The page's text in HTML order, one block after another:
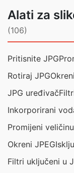
Alati za
(106)
Pritisnite JPG
Rotiraj JPG
JPG uređivač
Inkorporirani
Promijeni
Okreni JPEG
Filtri uključeni u